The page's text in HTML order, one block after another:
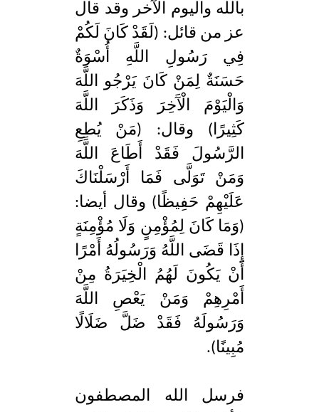
بالله واليوم الآخر وقد قال
عز من قائل: (لَقَدْ كَانَ لَكُمْ
فِي رَسُولِ اللَّهِ أُسْوَةٌ
حَسَنَةٌ لِمَنْ كَانَ يَرْجُو اللَّهَ
وَالْيَوْمَ الْآَخِرَ وَذَكَرَ اللَّهَ
كَثِيرًا) وقال: (مَنْ يُطِعِ
الرَّسُولَ فَقَدْ أَطَاعَ اللَّهَ
وَمَنْ تَوَلَّى فَمَا أَرْسَلْنَاكَ
عَلَيْهِمْ حَفِيظًا) وقال أيضا:
(وَمَا كَانَ لِمُؤْمِنٍ وَلَا مُؤْمِنَةٍ
إِذَا قَضَى اللَّهُ وَرَسُولُهُ أَمْرًا
أَنْ يَكُونَ لَهُمُ الْخِيَرَةُ مِنْ
أَمْرِهِمْ وَمَنْ يَعْصِ اللَّهَ
وَرَسُولَهُ فَقَدْ ضَلَّ ضَلَالًا
مُبِينًا).
فرسل الله المصطفون